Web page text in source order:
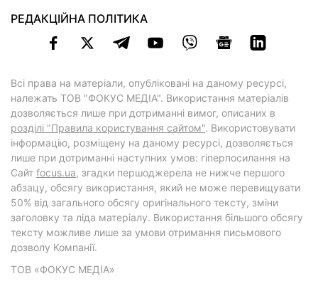
РЕДАКЦІЙНА ПОЛІТИКА
Всі права на матеріали, опубліковані на даному ресурсі,
належать ТОВ "ФОКУС МЕДІА". Використання матеріалів
дозволяється лише при дотриманні вимог, описаних в
розділі "Правила користування сайтом". Використовувати
інформацію, розміщену на даному ресурсі, дозволяється
лише при дотриманні наступних умов: гіперпосилання на
Cайт focus.ua, згадки першоджерела не нижче першого
абзацу, обсягу використання, який не може перевищувати
50% від загального обсягу оригінального тексту, зміни
заголовку та ліда матеріалу. Використання більшого обсягу
тексту можливе лише за умови отримання письмового
дозволу Компанії.
ТОВ «ФОКУС МЕДІА»